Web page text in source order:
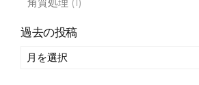
過去の投稿
過